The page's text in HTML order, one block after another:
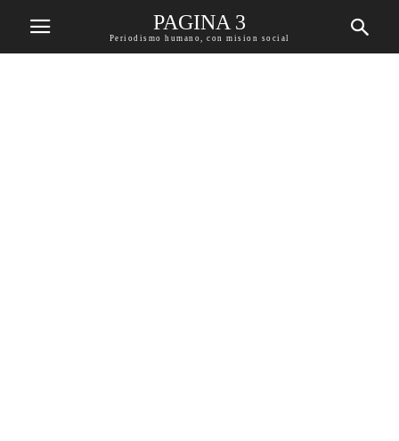
PAGINA 3
Periodismo humano, con mision social